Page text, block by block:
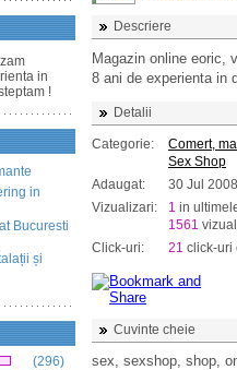
in
!
in
Bucuresti
și
(296)
Descriere
Magazin online eoric,
8 ani de experienta in
Detalii
Categorie:
Comert,
Sex Shop
Adaugat:
30 Jul 2008
Vizualizari:
1 in
1561
Click-uri:
21 click-uri
Cuvinte cheie
sex, sexshop, shop,